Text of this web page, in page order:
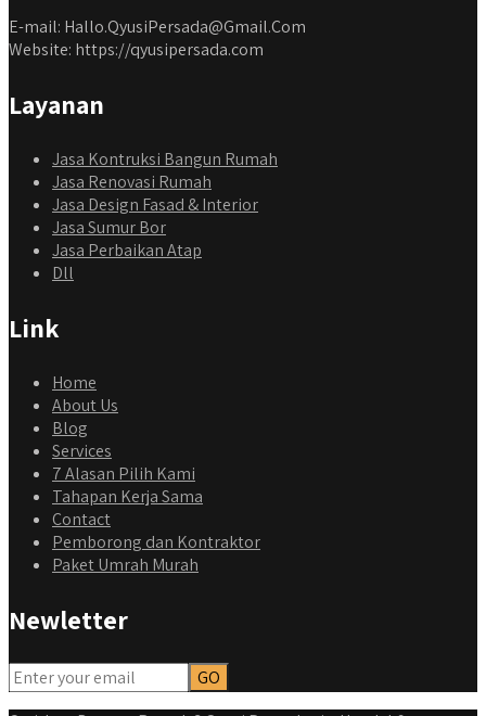
qyusipersada
Dalah satu hasil karya Qyusi persada, merenovasi rumah
E-mail: Hallo.QyusiPersada@Gmail.Com
Website: https://qyusipersada.com
Layanan
Jasa Kontruksi Bangun Rumah
Jasa Renovasi Rumah
Jasa Design Fasad & Interior
Jasa Sumur Bor
Jasa Perbaikan Atap
Dll
Link
Home
About Us
Blog
Services
7 Alasan Pilih Kami
Tahapan Kerja Sama
Contact
Pemborong dan Kontraktor
Paket Umrah Murah
Newletter